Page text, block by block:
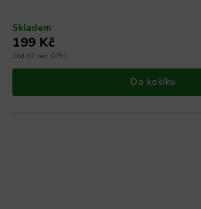
Skladem
164 Kč bez DPH
199 Kč
Do košíku